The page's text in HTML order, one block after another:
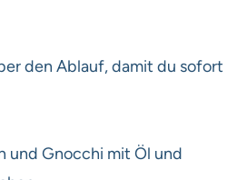
den Ablauf, damit du sofort
und Gnocchi mit Öl und